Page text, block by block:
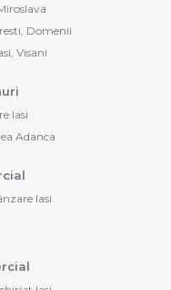
Domenii
Visani
Iasi
Adanca
Iasi